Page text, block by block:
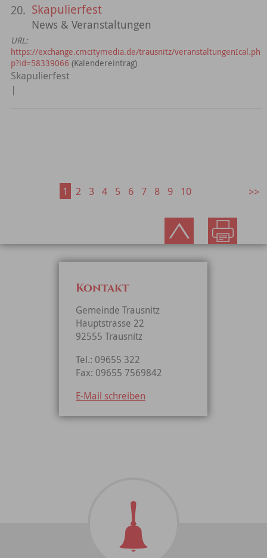
20. Skapulierfest
News & Veranstaltungen
URL:
https://exchange.cmcitymedia.de/trausnitz/veranstaltungenIcal.ph
p?id=58339066 (Kalendereintrag)
Skapulierfest
|
1 2 3 4 5 6 7 8 9 10
Kontakt
Gemeinde Trausnitz
Hauptstrasse 22
92555 Trausnitz
Tel.: 09655 322
Fax: 09655 7569842
E-Mail schreiben